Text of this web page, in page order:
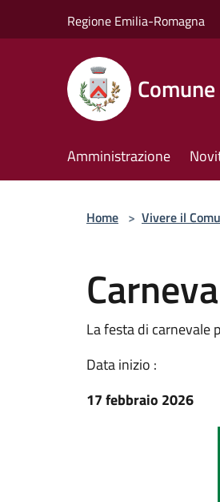
Regione Emilia-Romagna
Amministrazione
Home > Vivere il
La festa di carnevale
Data inizio :
17 febbraio 2026